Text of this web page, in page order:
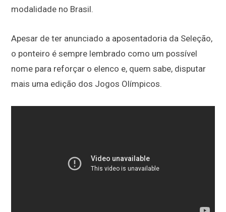
modalidade no Brasil.
Apesar de ter anunciado a aposentadoria da Seleção,
o ponteiro é sempre lembrado como um possível
nome para reforçar o elenco e, quem sabe, disputar
mais uma edição dos Jogos Olímpicos.